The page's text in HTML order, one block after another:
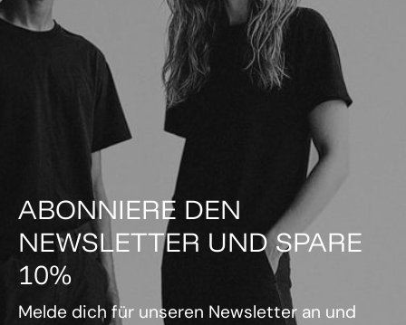
ABONNIERE DEN
NEWSLETTER UND SPARE
10%
Melde dich für unseren Newsletter an und